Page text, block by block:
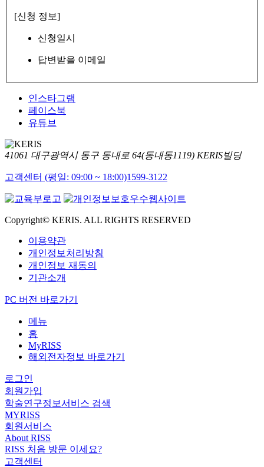
[신청 정보]
신청일시
답변받을 이메일
인스타그램
페이스북
유튜브
41061 대구광역시 동구 동내로 64(동내동1119) KERIS빌딩
고객센터 (평일: 09:00 ~ 18:00)1599-3122
Copyright© KERIS. ALL RIGHTS RESERVED
이용약관
개인정보처리방침
개인정보 재동의
기관소개
PC 버전 바로가기
메뉴
홈
MyRISS
해외전자정보 바로가기
로그인
회원가입
학술연구정보서비스 검색
MYRISS
회원서비스
About RISS
RISS 처음 방문 이세요?
고객센터